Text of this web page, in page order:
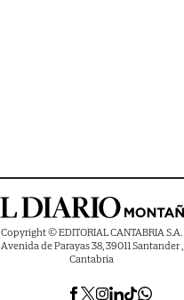
Copyright © EDITORIAL CANTABRIA S.A.
Avenida de Parayas 38, 39011 Santander ,
Cantabria